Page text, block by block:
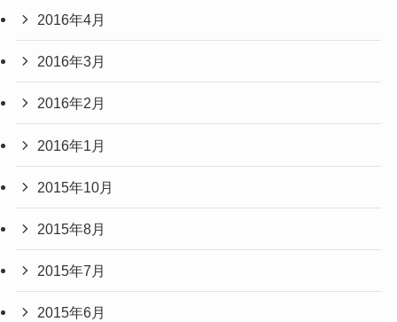
2016年4月
2016年3月
2016年2月
2016年1月
2015年10月
2015年8月
2015年7月
2015年6月